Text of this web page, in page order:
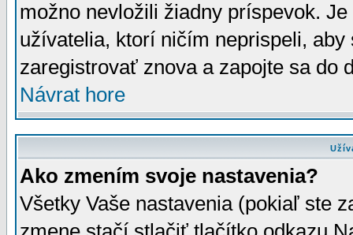
možno nevložili žiadny príspevok.
užívatelia, ktorí ničím neprispeli,
zaregistrovať znova a zapojte sa do
Návrat hore
Ako zmením svoje nastavenia?
Všetky Vaše nastavenia (pokiaľ ste